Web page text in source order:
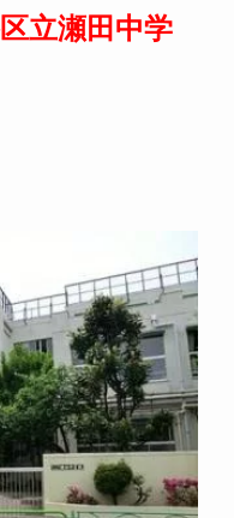
立瀬田中学